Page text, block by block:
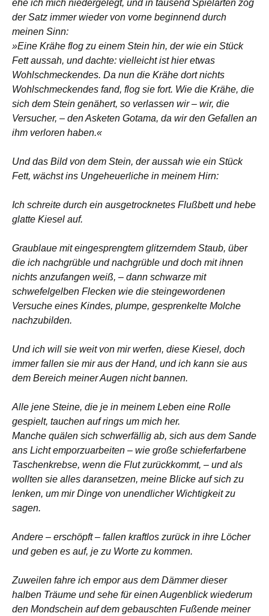
ehe ich mich niedergelegt, und in tausend Spielarten zog
der Satz immer wieder von vorne beginnend durch
meinen Sinn:
»Eine Krähe flog zu einem Stein hin, der wie ein Stück
Fett aussah, und dachte: vielleicht ist hier etwas
Wohlschmeckendes. Da nun die Krähe dort nichts
Wohlschmeckendes fand, flog sie fort. Wie die Krähe, die
sich dem Stein genähert, so verlassen wir – wir, die
Versucher, – den Asketen Gotama, da wir den Gefallen an
ihm verloren haben.«
Und das Bild von dem Stein, der aussah wie ein Stück
Fett, wächst ins Ungeheuerliche in meinem Hirn:
Ich schreite durch ein ausgetrocknetes Flußbett und hebe
glatte Kiesel auf.
Graublaue mit eingesprengtem glitzerndem Staub, über
die ich nachgrüble und nachgrüble und doch mit ihnen
nichts anzufangen weiß, – dann schwarze mit
schwefelgelben Flecken wie die steingewordenen
Versuche eines Kindes, plumpe, gesprenkelte Molche
nachzubilden.
Und ich will sie weit von mir werfen, diese Kiesel, doch
immer fallen sie mir aus der Hand, und ich kann sie aus
dem Bereich meiner Augen nicht bannen.
Alle jene Steine, die je in meinem Leben eine Rolle
gespielt, tauchen auf rings um mich her.
Manche quälen sich schwerfällig ab, sich aus dem Sande
ans Licht emporzuarbeiten – wie große schieferfarbene
Taschenkrebse, wenn die Flut zurückkommt, – und als
wollten sie alles daransetzen, meine Blicke auf sich zu
lenken, um mir Dinge von unendlicher Wichtigkeit zu
sagen.
Andere – erschöpft – fallen kraftlos zurück in ihre Löcher
und geben es auf, je zu Worte zu kommen.
Zuweilen fahre ich empor aus dem Dämmer dieser
halben Träume und sehe für einen Augenblick wiederum
den Mondschein auf dem gebauschten Fußende meiner